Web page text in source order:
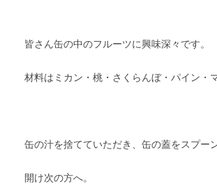
皆さん缶の中のフルーツに興味深々です。
材料はミカン・桃・さくらんぼ・パイン・
缶の汁を捨てていただき、缶の蓋をスプー
開け次の方へ。